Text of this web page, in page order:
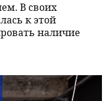
В своих
к этой
наличие